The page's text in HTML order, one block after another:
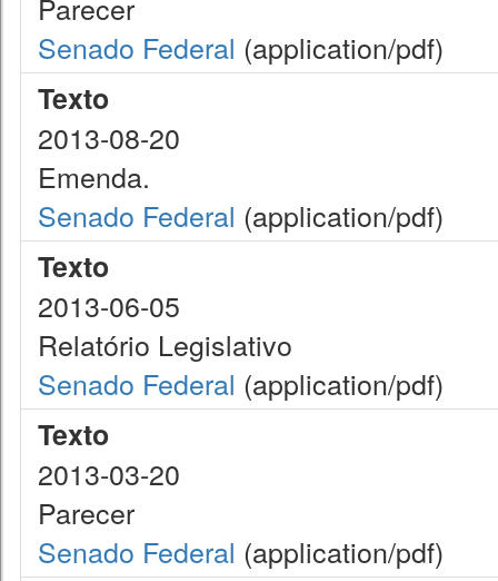
Senado Federal (application/pdf)
Texto
2013-08-20
Emenda.
Senado Federal (application/pdf)
Texto
2013-06-05
Relatório Legislativo
Senado Federal (application/pdf)
Texto
2013-03-20
Parecer
Senado Federal (application/pdf)